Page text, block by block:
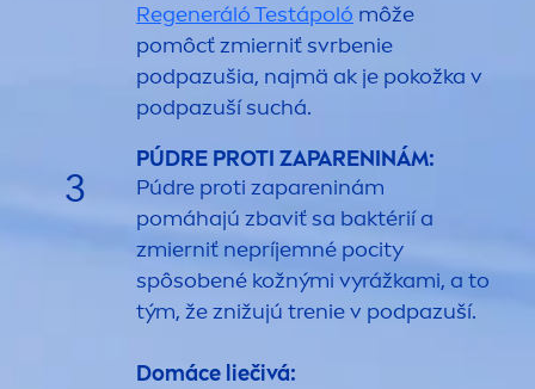
Regeneráló Testápoló môže
pomôcť zmierniť svrbenie
podpazušia, najmä ak je pokožka v
podpazuší suchá.
3
PÚDRE PROTI ZAPARENINÁM:
Púdre proti zapareninám
pomáhajú zbaviť sa baktérií a
zmierniť nepríjemné pocity
spôsobené kožnými vyrážkami, a to
tým, že znižujú trenie v podpazuší.
Domáce liečivá: